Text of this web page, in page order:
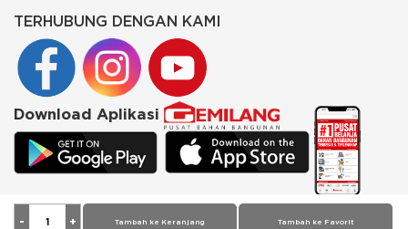
Tambah ke Keranjang Tambah ke Favorit
TERHUBUNG DENGAN KAMI
Download Aplikasi
© 2026 PT Putra Gemilang Prima. All rights reserved